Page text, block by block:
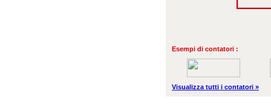
Esempi di contatori :
Visualizza tutti i contatori »